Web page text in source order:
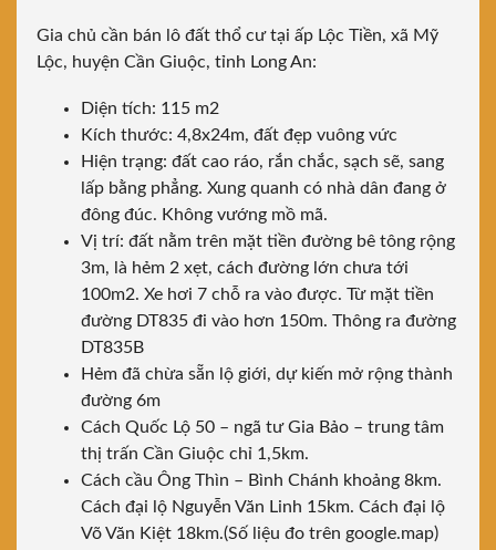
Gia chủ cần bán lô đất thổ cư tại ấp Lộc Tiền, xã Mỹ
Lộc, huyện Cần Giuộc, tỉnh Long An:
Diện tích: 115 m2
Kích thước: 4,8x24m, đất đẹp vuông vức
Hiện trạng: đất cao ráo, rắn chắc, sạch sẽ, sang
lấp bằng phẳng. Xung quanh có nhà dân đang ở
đông đúc. Không vướng mồ mã.
Vị trí: đất nằm trên mặt tiền đường bê tông rộng
3m, là hẻm 2 xẹt, cách đường lớn chưa tới
100m2. Xe hơi 7 chỗ ra vào được. Từ mặt tiền
đường DT835 đi vào hơn 150m. Thông ra đường
DT835B
Hẻm đã chừa sẵn lộ giới, dự kiến mở rộng thành
đường 6m
Cách Quốc Lộ 50 – ngã tư Gia Bảo – trung tâm
thị trấn Cần Giuộc chỉ 1,5km.
Cách cầu Ông Thìn – Bình Chánh khoảng 8km.
Cách đại lộ Nguyễn Văn Linh 15km. Cách đại lộ
Võ Văn Kiệt 18km.(Số liệu đo trên google.map)